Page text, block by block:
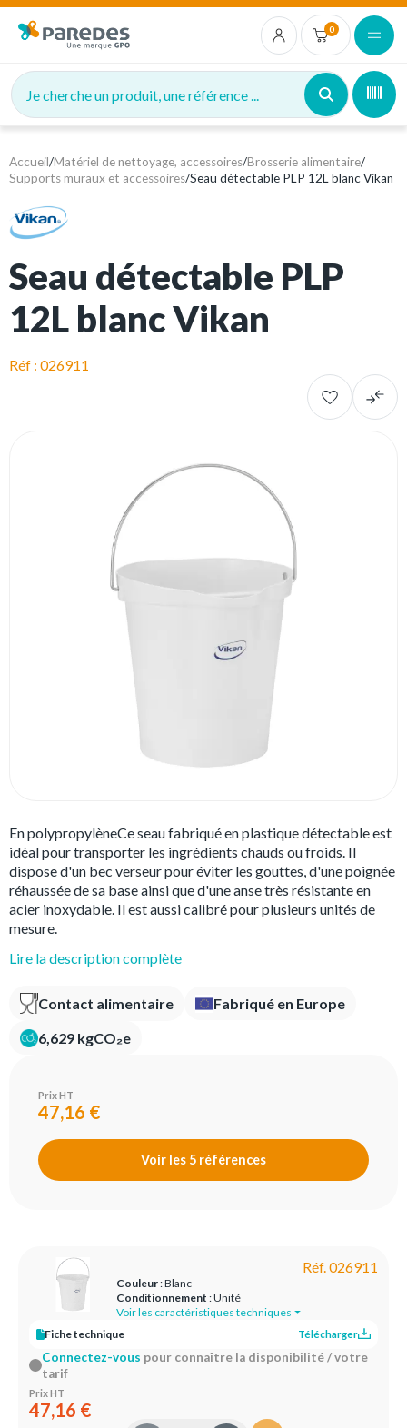
0
Je cherche un produit, une référence ...
Accueil/Matériel de nettoyage, accessoires/Brosserie alimentaire/
Supports muraux et accessoires/Seau détectable PLP 12L blanc Vikan
Seau détectable PLP
12L blanc Vikan
Réf : 026911
En polypropylèneCe seau fabriqué en plastique détectable est
idéal pour transporter les ingrédients chauds ou froids. Il
dispose d'un bec verseur pour éviter les gouttes, d'une poignée
réhaussée de sa base ainsi que d'une anse très résistante en
acier inoxydable. Il est aussi calibré pour plusieurs unités de
mesure.
Lire la description complète
Contact alimentaire Fabriqué en Europe
6,629 kgCO₂e
Prix HT
47,16 €
Voir les 5 références
Réf. 026911
Couleur: Blanc
Conditionnement : Unité
Voir les caractéristiques techniques
Fiche technique
Télécharger
Connectez-vous pour connaître la disponibilité / votre
tarif
Prix HT
47,16 €